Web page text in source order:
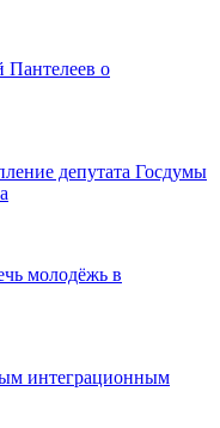
Пантелеев о
депутата Госдумы
молодёжь в
интеграционным